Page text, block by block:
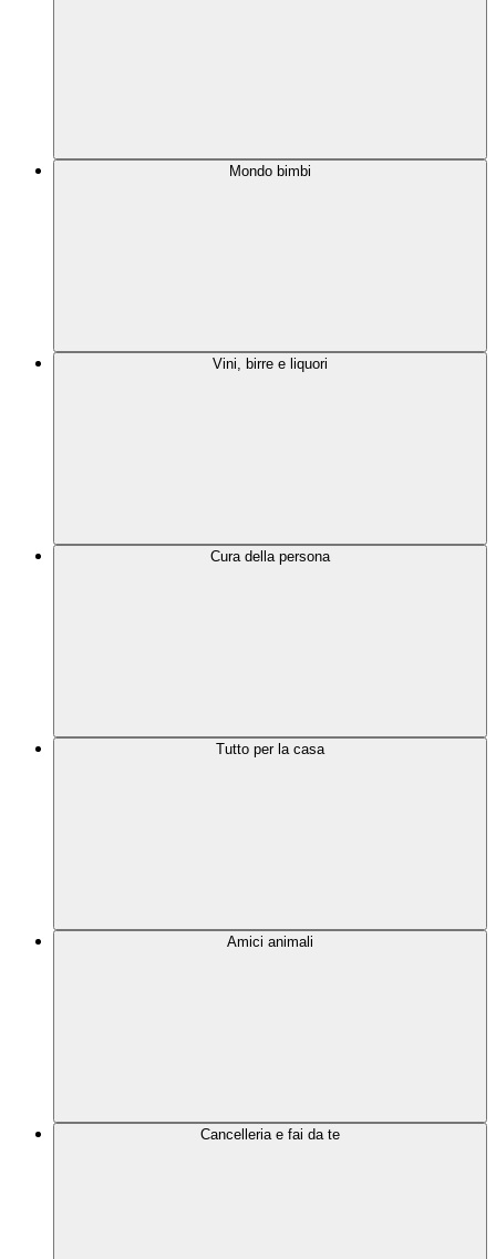
Mondo bimbi
Vini, birre e liquori
Cura della persona
Tutto per la casa
Amici animali
Cancelleria e fai da te